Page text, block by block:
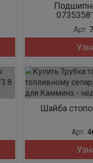
Арт.
Шайба
Арт.